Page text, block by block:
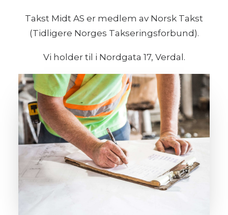
Takst Midt AS er medlem av Norsk Takst
(Tidligere Norges Takseringsforbund).
Vi holder til i Nordgata 17, Verdal.